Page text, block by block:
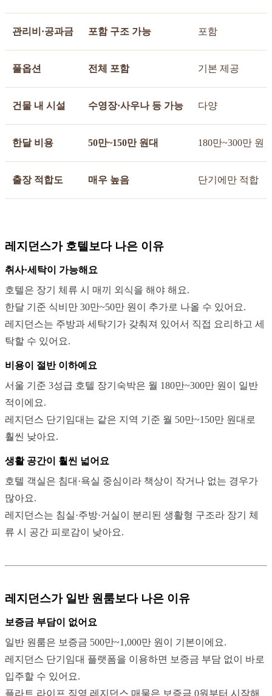
관리비·공과금 포함 구조 가능 포함
풀옵션 전체 포함 기본 제공
건물 내 시설 수영장·사우나 등 가능 다양
한달 비용 50만~150만 원대 180만~300만 원
출장 적합도 매우 높음 단기에만 적합
레지던스가 호텔보다 나은 이유
취사·세탁이 가능해요
호텔은 장기 체류 시 매끼 외식을 해야 해요.
한달 기준 식비만 30만~50만 원이 추가로 나올 수 있어요.
레지던스는 주방과 세탁기가 갖춰져 있어서 직접 요리하고 세
탁할 수 있어요.
비용이 절반 이하예요
서울 기준 3성급 호텔 장기숙박은 월 180만~300만 원이 일반
적이에요.
레지던스 단기임대는 같은 지역 기준 월 50만~150만 원대로
훨씬 낮아요.
생활 공간이 훨씬 넓어요
호텔 객실은 침대·욕실 중심이라 책상이 작거나 없는 경우가
많아요.
레지던스는 침실·주방·거실이 분리된 생활형 구조라 장기 체
류 시 공간 피로감이 낮아요.
레지던스가 일반 원룸보다 나은 이유
보증금 부담이 없어요
일반 원룸은 보증금 500만~1,000만 원이 기본이에요.
레지던스 단기임대 플랫폼을 이용하면 보증금 부담 없이 바로
입주할 수 있어요.
플라트 라이프 직영 레지던스 매물은 보증금 0원부터 시작해